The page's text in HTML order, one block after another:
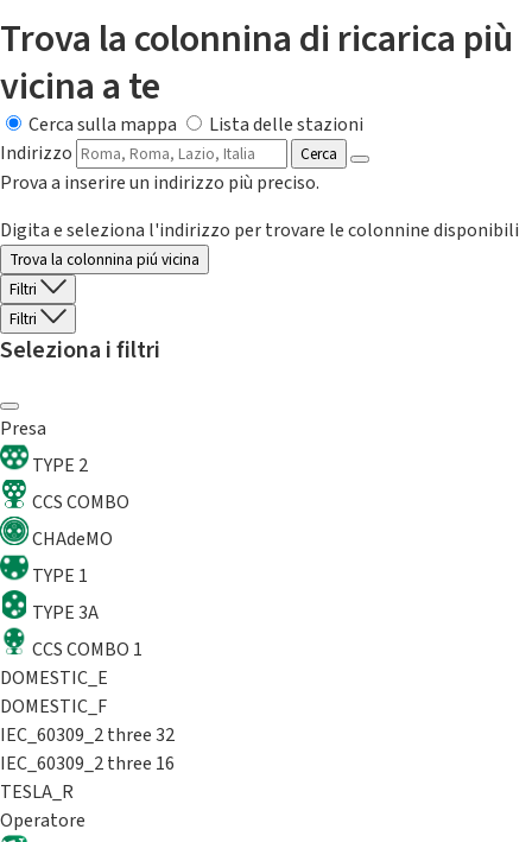
Trova la colonnina di ricarica più
vicina a te
Cerca sulla mappa
Lista delle stazioni
Indirizzo
Cerca
Prova a inserire un indirizzo più preciso.
Digita e seleziona l'indirizzo per trovare le colonnine disponibili
Trova la colonnina piú vicina
Filtri
Filtri
Seleziona i filtri
Presa
TYPE 2
CCS COMBO
CHAdeMO
TYPE 1
TYPE 3A
CCS COMBO 1
DOMESTIC_E
DOMESTIC_F
IEC_60309_2 three 32
IEC_60309_2 three 16
TESLA_R
Operatore